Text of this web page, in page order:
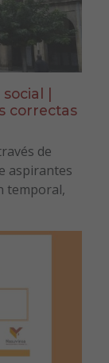
|
correctas
de
aspirantes
temporal,